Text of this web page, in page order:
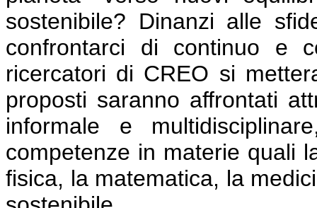
sostenibile? Dinanzi alle
confrontarci di continuo e
ricercatori di CREO si
proposti saranno affrontati
informale e
competenze in materie quali
fisica, la matematica, la